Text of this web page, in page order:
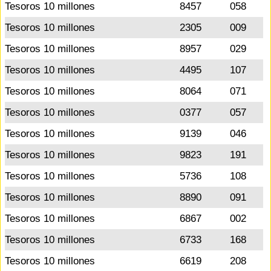
Tesoros 10 millones
8457
058
Tesoros 10 millones
2305
009
Tesoros 10 millones
8957
029
Tesoros 10 millones
4495
107
Tesoros 10 millones
8064
071
Tesoros 10 millones
0377
057
Tesoros 10 millones
9139
046
Tesoros 10 millones
9823
191
Tesoros 10 millones
5736
108
Tesoros 10 millones
8890
091
Tesoros 10 millones
6867
002
Tesoros 10 millones
6733
168
Tesoros 10 millones
6619
208